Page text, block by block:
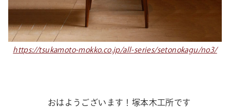
https://tsukamoto-mokko.co.jp/all-series/setonokagu/no3/
おはようございます！塚本木工所です